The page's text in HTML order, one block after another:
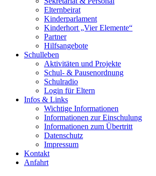
Eltern­bei­rat
Kin­der­par­la­ment
Kin­der­hort „Vier Ele­men­te“
Part­ner
Hilfs­an­ge­bo­te
Schul­le­ben
Akti­vi­tä­ten und Pro­jek­te
Schul- & Pau­sen­ord­nung
Schul­ra­dio
Log­in für Eltern
Infos & Links
Wich­ti­ge Infor­ma­tio­nen
Infor­ma­tio­nen zur Ein­schu­lung
Infor­ma­tio­nen zum Über­tritt
Daten­schutz
Impres­sum
Kon­takt
Anfahrt